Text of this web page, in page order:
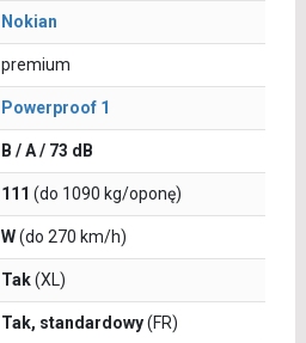
Nokian
premium
Powerproof 1
B / A / 73 dB
111 (do 1090 kg/oponę)
W(do 270 km/h)
Tak(XL)
Tak, standardowy(FR)